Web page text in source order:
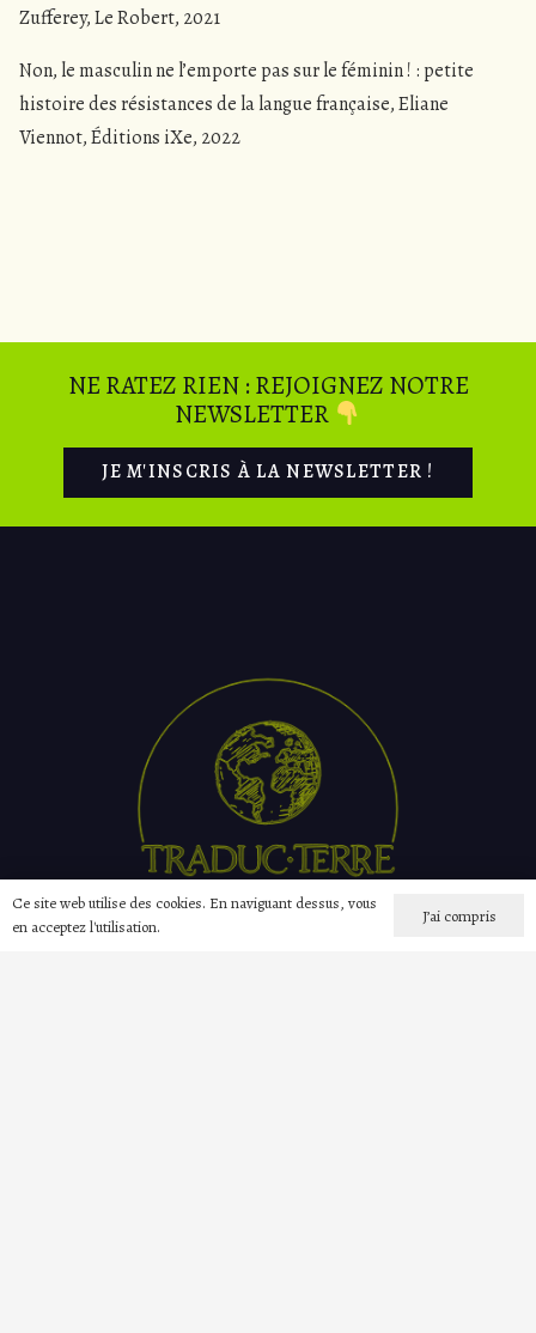
Zufferey, Le Robert, 2021
Non, le masculin ne l’emporte pas sur le féminin ! : petite
histoire des résistances de la langue française, Eliane
Viennot, Éditions iXe, 2022
NE RATEZ RIEN : REJOIGNEZ NOTRE
NEWSLETTER
JE M'INSCRIS À LA NEWSLETTER !
Ce site web utilise des cookies. En naviguant dessus, vous
en acceptez l'utilisation.
J’ai compris